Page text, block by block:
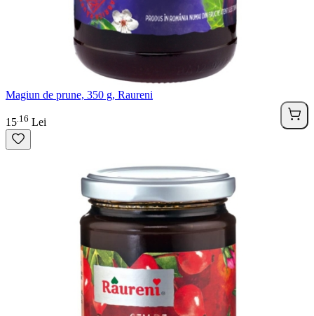
Magiun de prune, 350 g, Raureni
15 16 Lei